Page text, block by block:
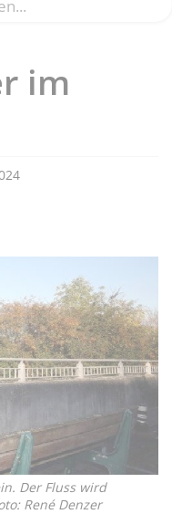
im
Der Fluss wird
René Denzer